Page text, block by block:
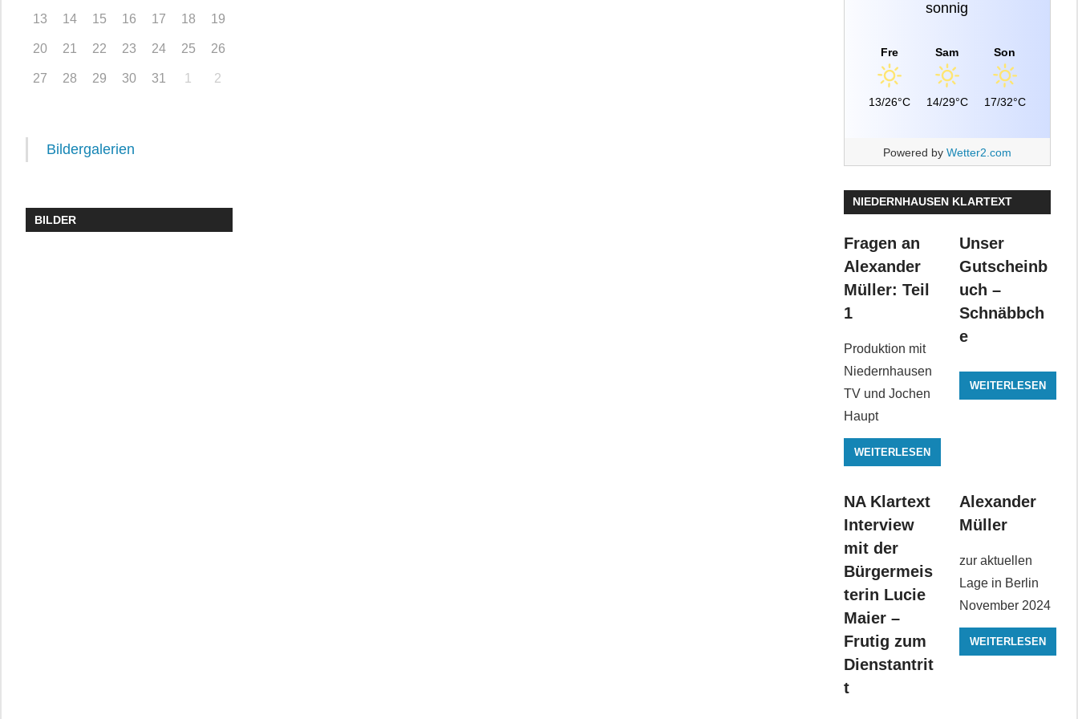
13 14 15 16 17 18 19
20 21 22 23 24 25 26
27 28 29 30 31 1 2
Bildergalerien
BILDER
sonnig
Fre
13/26°C
Sam
14/29°C
Son
17/32°C
Powered by Wetter2.com
NIEDERNHAUSEN KLARTEXT
Fragen an
Alexander
Müller: Teil
1
Produktion mit
Niedernhausen
TV und Jochen
Haupt
WEITERLESEN
Unser
Gutscheinb
uch –
Schnäbbch
e
WEITERLESEN
NA Klartext
Interview
mit der
Bürgermeis
terin Lucie
Maier –
Frutig zum
Dienstantrit
t
Alexander
Müller
zur aktuellen
Lage in Berlin
November 2024
WEITERLESEN